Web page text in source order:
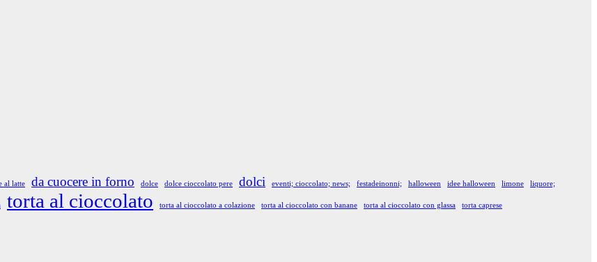
al latte da cuocere in forno dolce dolce cioccolato pere dolci eventi; cioccolato; news; festadeinonni; halloween idee halloween limone liquore;
torta al cioccolato torta al cioccolato a colazione torta al cioccolato con banane torta al cioccolato con glassa torta caprese